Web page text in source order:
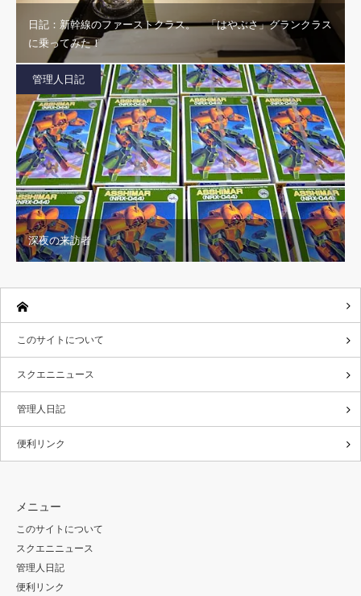
日記：新幹線のファーストクラス。 「はやぶさ」グランクラス
に乗ってみた！
管理人日記
深夜の来訪者
このサイトについて
スクエニニュース
管理人日記
便利リンク
メニュー
このサイトについて
スクエニニュース
管理人日記
便利リンク